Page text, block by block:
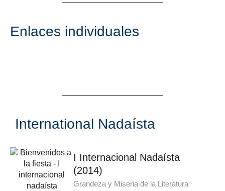
Enlaces individuales
International Nadaísta
I Internacional Nadaísta
(2014)
Grandeza y Miseria de la Literatura